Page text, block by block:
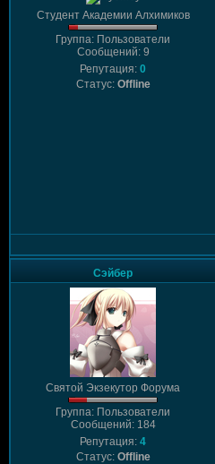
Студент Академии Алхимиков
Группа: Пользователи
Сообщений: 9
Репутация: 0
Статус: Offline
Сэйбер
Святой Экзекутор Форума
Группа: Пользователи
Сообщений: 184
Репутация: 4
Статус: Offline